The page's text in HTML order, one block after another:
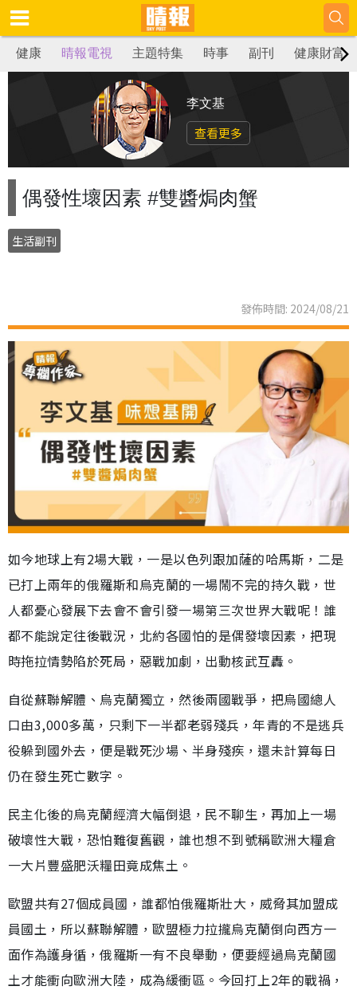
健康 晴報電視 主題特集 時事 副刊 健康財富
李文基
查看更多
偶發性壞因素 #雙醬焗肉蟹
生活副刊
發佈時間: 2024/08/21
如今地球上有2場大戰，一是以色列跟加薩的哈馬斯，二是
已打上兩年的俄羅斯和烏克蘭的一場鬧不完的持久戰，世
人都憂心發展下去會不會引發一場第三次世界大戰呢！誰
都不能說定往後戰況，北約各國怕的是偶發壞因素，把現
時拖拉情勢陷於死局，惡戰加劇，出動核武互轟。
自從蘇聯解體、烏克蘭獨立，然後兩國戰爭，把烏國總人
口由3,000多萬，只剩下一半都老弱殘兵，年青的不是逃兵
役躲到國外去，便是戰死沙場、半身殘疾，還未計算每日
仍在發生死亡數字。
民主化後的烏克蘭經濟大幅倒退，民不聊生，再加上一場
破壞性大戰，恐怕難復舊觀，誰也想不到號稱歐洲大糧倉
一大片豐盛肥沃糧田竟成焦土。
歐盟共有27個成員國，誰都怕俄羅斯壯大，威脅其加盟成
員國土，所以蘇聯解體，歐盟極力拉攏烏克蘭倒向西方一
面作為護身循，俄羅斯一有不良舉動，便要經過烏克蘭國
土才能衝向歐洲大陸，成為緩衝區。今回打上2年的戰禍，